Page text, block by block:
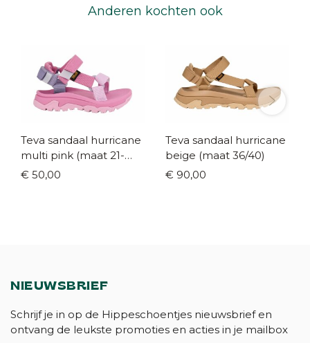
Anderen kochten ook
Teva sandaal hurricane
multi pink (maat 21-
38/39)
€ 50,00
Teva sandaal hurricane
beige (maat 36/40)
€ 90,00
NIEUWSBRIEF
Schrijf je in op de Hippeschoentjes nieuwsbrief en
ontvang de leukste promoties en acties in je mailbox